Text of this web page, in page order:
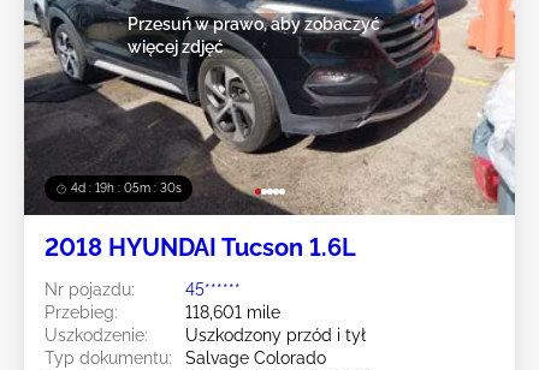
4d : 19h : 05m : 27s
Przesuń w prawo, aby zobaczyć
więcej zdjęć
2018 HYUNDAI Tucson 1.6L
Nr pojazdu:
45******
Przebieg:
118,601 mile
Uszkodzenie:
Uszkodzony przód i tył
Typ dokumentu:
Salvage Colorado